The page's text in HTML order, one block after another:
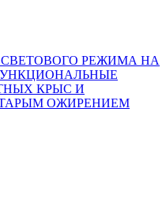
РЕЖИМА НА
КРЫС И
ОЖИРЕНИЕМ